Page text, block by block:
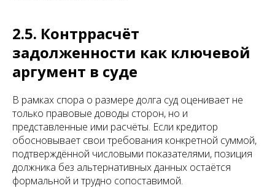
2.5. Контррасчёт
задолженности как ключевой
аргумент в суде
В рамках спора о размере долга суд оценивает не
только правовые доводы сторон, но и
представленные ими расчёты. Если кредитор
обосновывает свои требования конкретной суммой,
подтверждённой числовыми показателями, позиция
должника без альтернативных данных остаётся
формальной и трудно сопоставимой.